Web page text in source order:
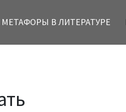
МЕТАФОРЫ В ЛИТЕРАТУРЕ